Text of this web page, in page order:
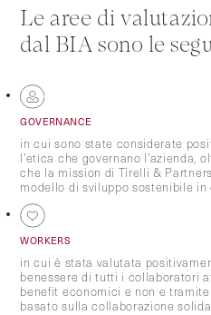
Le aree di
dal BIA sono le
GOVERNANCE
in cui sono state considerate
l’etica che governano l’azienda,
che la mission di Tirelli &
modello di sviluppo sostenibile
WORKERS
in cui è stata valutata
benessere di tutti i collaboratori
benefit economici e non e
basato sulla collaborazione